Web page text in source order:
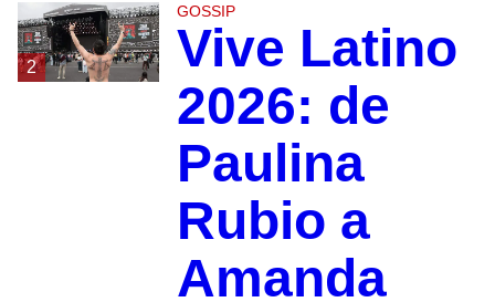
2
GOSSIP
Vive Latino
2026: de
Paulina
Rubio a
Amanda